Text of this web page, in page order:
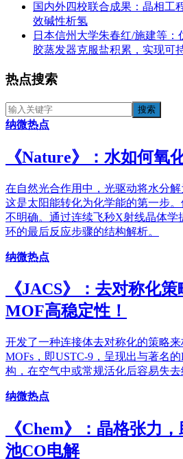
国内外四校联合成果：晶相工
效碱性析氢
日本信州大学朱春红/施建等
胶蒸发器克服盐积累，实现可
热点搜索
纳微热点
《​Nature》：水如何氧
在自然光合作用中，光驱动将水分解
这是太阳能转化为化学能的第一步
不明确。通过连续飞秒X射线晶体学
环的最后反应步骤的结构解析。
纳微热点
《JACS》：去对称化
MOF高稳定性！
开发了一种连接体去对称化的策略
MOFs，即USTC-9，呈现出与著名
构，在空气中或常规活化后容易失去
纳微热点
《Chem》：晶格张力
池CO电解